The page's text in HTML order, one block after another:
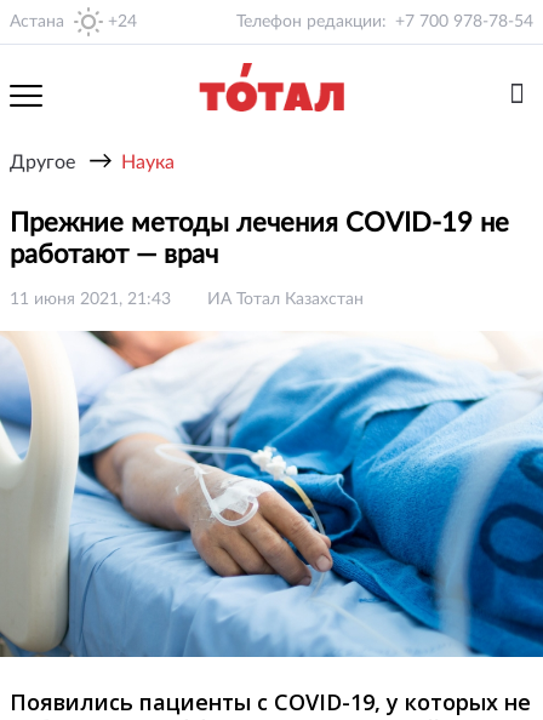
Астана +24 Телефон редакции: +7 700 978-78-54
Другое → Наука
Прежние методы лечения COVID-19 не
работают — врач
11 июня 2021, 21:43 ИА Тотал Казахстан
Появились пациенты с COVID-19, у которых не